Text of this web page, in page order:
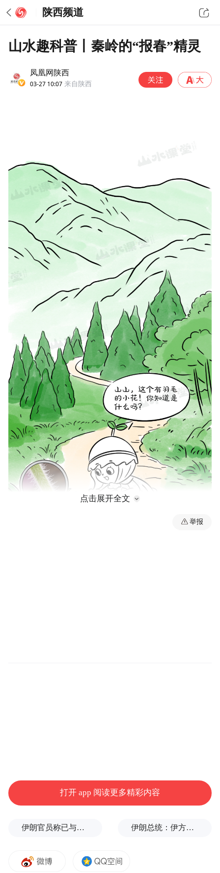
陕西频道
山水趣科普丨秦岭的“报春”精灵
凤凰网陕西
03-27 10:07 来自陕西
点击展开全文
举报
打开 app 阅读更多精彩内容
伊朗官员称已与阿曼就霍尔木兹海峡通行问题明确总体框架 伊朗总统：伊方未在涉谅解备忘录的谈判中作任何让步